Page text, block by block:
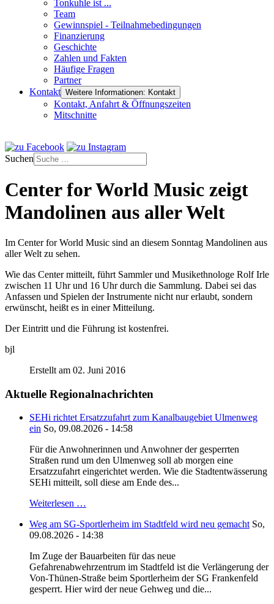
Tonkuhle ist ...
Team
Gewinnspiel - Teilnahmebedingungen
Finanzierung
Geschichte
Zahlen und Fakten
Häufige Fragen
Partner
Kontakt Weitere Informationen: Kontakt
Kontakt, Anfahrt & Öffnungszeiten
Mitschnitte
Suchen
Center for World Music zeigt
Mandolinen aus aller Welt
Im Center for World Music sind an diesem Sonntag Mandolinen aus
aller Welt zu sehen.
Wie das Center mitteilt, führt Sammler und Musikethnologe Rolf Irle
zwischen 11 Uhr und 16 Uhr durch die Sammlung. Dabei sei das
Anfassen und Spielen der Instrumente nicht nur erlaubt, sondern
erwünscht, heißt es in einer Mitteilung.
Der Eintritt und die Führung ist kostenfrei.
bjl
Erstellt am 02. Juni 2016
Aktuelle Regionalnachrichten
SEHi richtet Ersatzzufahrt zum Kanalbaugebiet Ulmenweg
ein So, 09.08.2026 - 14:58
Für die Anwohnerinnen und Anwohner der gesperrten
Straßen rund um den Ulmenweg soll ab morgen eine
Ersatzzufahrt eingerichtet werden. Wie die Stadtentwässerung
SEHi mitteilt, soll diese am Ende des...
Weiterlesen …
Weg am SG-Sportlerheim im Stadtfeld wird neu gemacht So,
09.08.2026 - 14:38
Im Zuge der Bauarbeiten für das neue
Gefahrenabwehrzentrum im Stadtfeld ist die Verlängerung der
Von-Thünen-Straße beim Sportlerheim der SG Frankenfeld
gesperrt. Hier wird der neue Gehweg und die...